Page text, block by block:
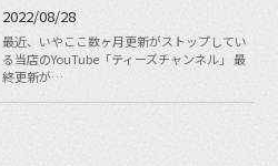
2022/08/28
最近、いやここ数ヶ月更新がストップしてい
る当店のYouTube「ティーズチャンネル」 最
終更新が…